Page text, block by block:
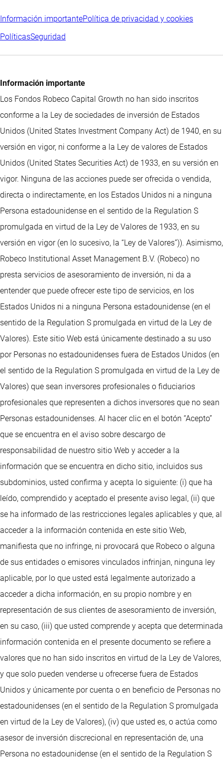
Información importantePolítica de privacidad y cookies
PolíticasSeguridad
Información importante
Los Fondos Robeco Capital Growth no han sido inscritos
conforme a la Ley de sociedades de inversión de Estados
Unidos (United States Investment Company Act) de 1940, en su
versión en vigor, ni conforme a la Ley de valores de Estados
Unidos (United States Securities Act) de 1933, en su versión en
vigor. Ninguna de las acciones puede ser ofrecida o vendida,
directa o indirectamente, en los Estados Unidos ni a ninguna
Persona estadounidense en el sentido de la Regulation S
promulgada en virtud de la Ley de Valores de 1933, en su
versión en vigor (en lo sucesivo, la “Ley de Valores”)). Asimismo,
Robeco Institutional Asset Management B.V. (Robeco) no
presta servicios de asesoramiento de inversión, ni da a
entender que puede ofrecer este tipo de servicios, en los
Estados Unidos ni a ninguna Persona estadounidense (en el
sentido de la Regulation S promulgada en virtud de la Ley de
Valores). Este sitio Web está únicamente destinado a su uso
por Personas no estadounidenses fuera de Estados Unidos (en
el sentido de la Regulation S promulgada en virtud de la Ley de
Valores) que sean inversores profesionales o fiduciarios
profesionales que representen a dichos inversores que no sean
Personas estadounidenses. Al hacer clic en el botón “Acepto”
que se encuentra en el aviso sobre descargo de
responsabilidad de nuestro sitio Web y acceder a la
información que se encuentra en dicho sitio, incluidos sus
subdominios, usted confirma y acepta lo siguiente: (i) que ha
leído, comprendido y aceptado el presente aviso legal, (ii) que
se ha informado de las restricciones legales aplicables y que, al
acceder a la información contenida en este sitio Web,
manifiesta que no infringe, ni provocará que Robeco o alguna
de sus entidades o emisores vinculados infrinjan, ninguna ley
aplicable, por lo que usted está legalmente autorizado a
acceder a dicha información, en su propio nombre y en
representación de sus clientes de asesoramiento de inversión,
en su caso, (iii) que usted comprende y acepta que determinada
información contenida en el presente documento se refiere a
valores que no han sido inscritos en virtud de la Ley de Valores,
y que solo pueden venderse u ofrecerse fuera de Estados
Unidos y únicamente por cuenta o en beneficio de Personas no
estadounidenses (en el sentido de la Regulation S promulgada
en virtud de la Ley de Valores), (iv) que usted es, o actúa como
asesor de inversión discrecional en representación de, una
Persona no estadounidense (en el sentido de la Regulation S